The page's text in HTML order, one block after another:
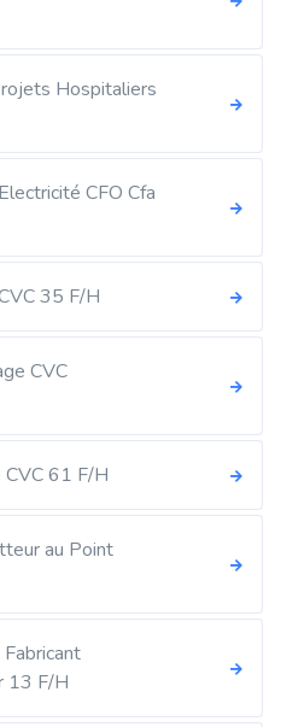
Hospitaliers
CFO Cfa
35 F/H
CVC
CVC 61 F/H
au Point
13 F/H